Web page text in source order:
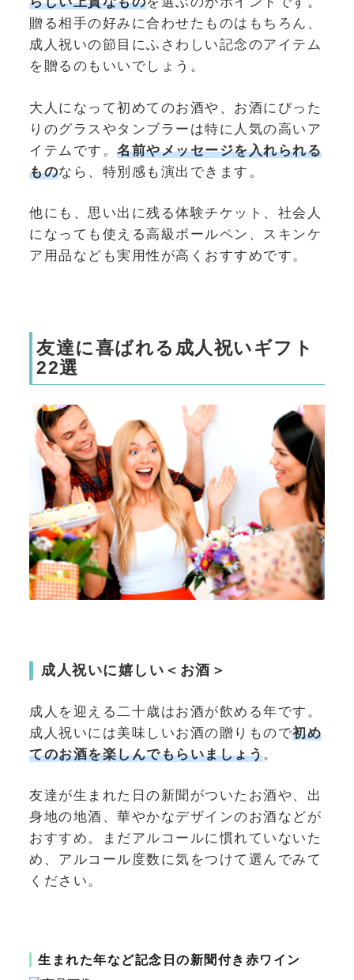
贈る相手の好みに合わせたものはもちろん、
成人祝いの節目にふさわしい記念のアイテム
を贈るのもいいでしょう。
大人になって初めてのお酒や、お酒にぴった
りのグラスやタンブラーは特に人気の高いア
イテムです。 名前やメッセージを入れられる
ものなら、特別感も演出できます。
他にも、思い出に残る体験チケット、社会人
になっても使える高級ボールペン、スキンケ
ア用品なども実用性が高くおすすめです。
友達に喜ばれる成人祝いギフト
22選
成人祝いに嬉しい＜お酒＞
成人を迎える二十歳はお酒が飲める年です。
成人祝いには美味しいお酒の贈りもので初め
てのお酒を楽しんでもらいましょう。
友達が生まれた日の新聞がついたお酒や、出
身地の地酒、 華やかなデザインのお酒などが
おすすめ。
まだアルコールに慣れていないた
め、アルコール度数に気をつけて選んでみて
ください。
生まれた年など記念日の新聞付き赤ワイン